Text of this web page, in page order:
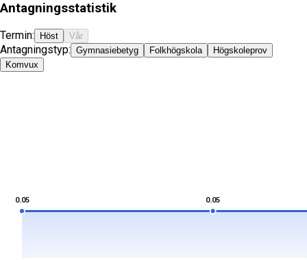
Antagningsstatistik
Termin: Höst Vår
Antagningstyp: Gymnasiebetyg Folkhögskola
Högskoleprov
Komvux
0.05 0.05